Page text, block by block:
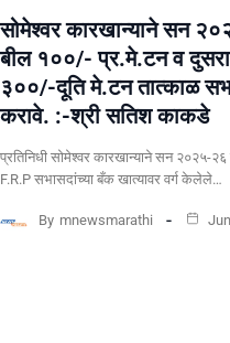
सोमेश्वर कारखान्याने सन
बील १००/- प्र.मे.टन व
३००/-दूति मे.टन तात्काळ
करावे. :-श्री सतिश काकडे
प्रतिनिधी सोमेश्वर कारखान्याने सन २०२५-
F.R.P सभासदांच्या बँक खात्यावर वर्ग केलेले…
By mnewsmarathi